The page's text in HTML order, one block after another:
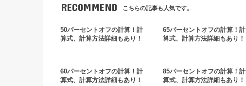
RECOMMEND こちらの記事も人気です。
50パーセントオフの計算！計
算式、計算方法詳細もあり！
65パーセントオフの計算！計
算式、計算方法詳細もあり！
60パーセントオフの計算！計
算式、計算方法詳細もあり！
85パーセントオフの計算！計
算式、計算方法詳細もあり！